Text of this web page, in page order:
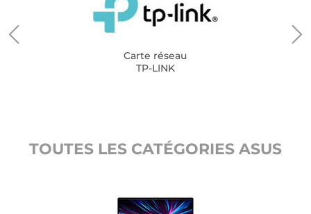
Carte réseau
TP-LINK
TOUTES LES CATÉGORIES ASUS